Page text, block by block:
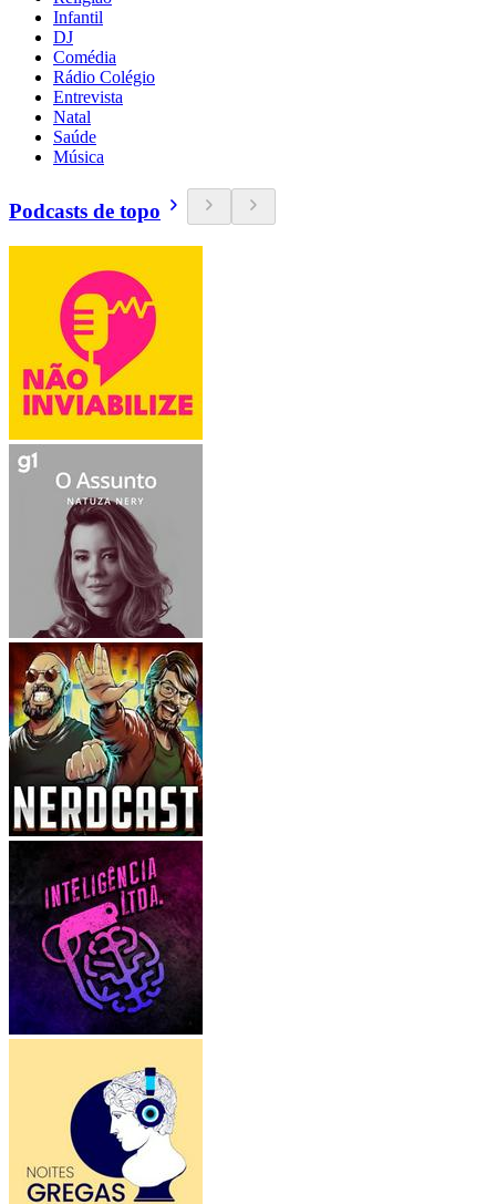
Infantil
DJ
Comédia
Rádio Colégio
Entrevista
Natal
Saúde
Música
Podcasts de topo